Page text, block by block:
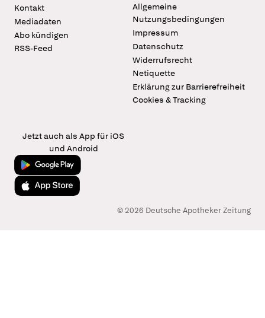
Kontakt
Mediadaten
Abo kündigen
RSS-Feed
Allgemeine
Nutzungsbedingungen
Impressum
Datenschutz
Widerrufsrecht
Netiquette
Erklärung zur Barrierefreiheit
Cookies & Tracking
Jetzt auch als App für iOS
und Android
Jetzt bei Google Play
Laden im App Store
© 2026 Deutsche Apotheker Zeitung